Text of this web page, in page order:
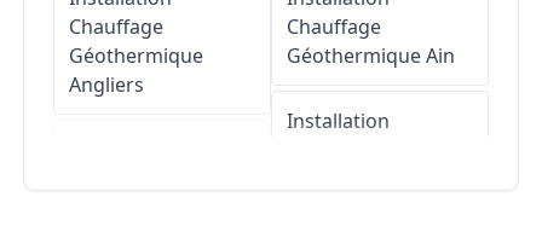
Chauffage
Géothermique
Angliers
Chauffage
GéothermiqueAin
Installation